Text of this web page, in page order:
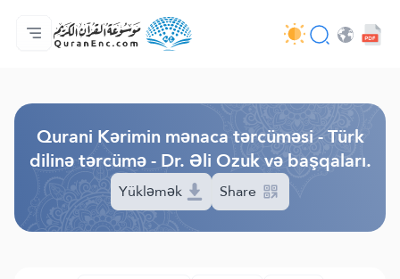
Ana səhifə
Tərcümənin mündəricatı
Audio
Tərtibatçıların xidməti - API
Layihə haqqında
Bizimlə əlaqə saxla
Dil
Qurani Kərimin mənaca tərcüməsi - Türk
dilinə tərcümə - Dr. Əli Ozuk və başqaları.
Yükləmək Share